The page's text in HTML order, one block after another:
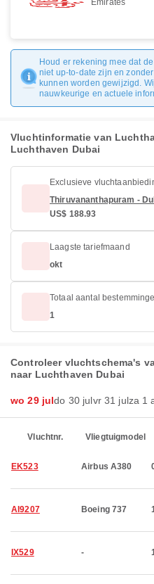
Emirates
Houd er rekening mee dat
niet up-to-date zijn en
kunnen worden gewijzigd.
nauwkeurige en actuele
Vluchtinformatie van
Luchthaven Dubai
Exclusieve
Thiruvananthapuram -
US$ 188.93
Laagste tariefmaand
okt
Totaal aantal
1
Controleer vluchtschema's
naar Luchthaven Dubai
wo 29 juldo 30 julvr 31 julza 1
Vluchtnr. Vliegtuigmodel
EK523 Airbus A380
AI9207 Boeing 737
IX529 -